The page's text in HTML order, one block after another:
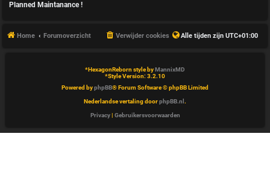
A
Planned Maintanance !
Home Forumoverzicht Alle tijden zijn UTC+01:00
Verwijder cookies
*HexagonReborn style byMannixMD
*Style Version: 3.2.10
Powered byphpBB® Forum Software © phpBB Limited
Nederlandse vertaling doorphpBB.nl .
Privacy| Gebruikersvoorwaarden